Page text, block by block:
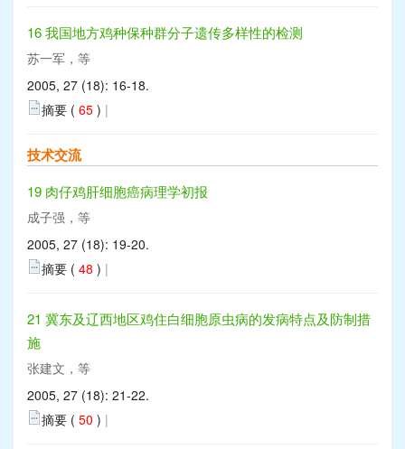
16 我国地方鸡种保种群分子遗传多样性的检测
苏一军，等
2005, 27 (18): 16-18.
摘要 ( 65 ) |
技术交流
19 肉仔鸡肝细胞癌病理学初报
成子强，等
2005, 27 (18): 19-20.
摘要 ( 48 ) |
21 冀东及辽西地区鸡住白细胞原虫病的发病特点及防制措
施
张建文，等
2005, 27 (18): 21-22.
摘要 ( 50 ) |